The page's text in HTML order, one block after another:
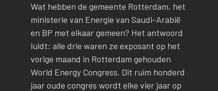
Wat hebben de gemeente Rotterdam, het
ministerie van Energie van Saudi-Arabië
en BP met elkaar gemeen? Het antwoord
luidt: alle drie waren ze exposant op het
vorige maand in Rotterdam gehouden
World Energy Congress. Dit ruim honderd
jaar oude congres wordt elke vier jaar op